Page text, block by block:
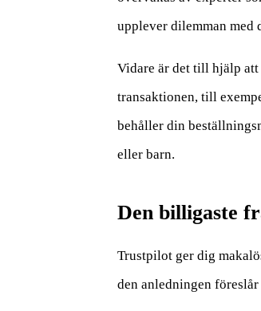
upplever dilemman med
Vidare är det till hjälp
transaktionen, till
behåller din
eller barn.
Den billigaste
Trustpilot ger dig
den anledningen